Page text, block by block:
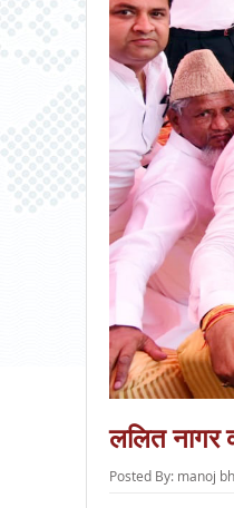
ललित नागर
Posted By: manoj